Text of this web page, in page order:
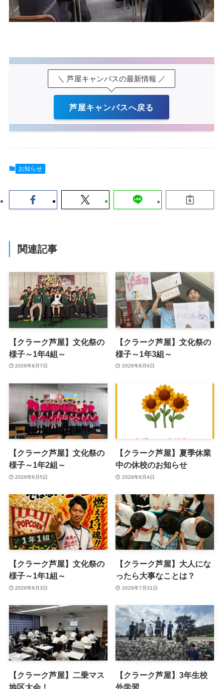
＼ 芦屋キャンパスの最新情報 ／
芦屋キャンパスへ戻る
お知らせ
関連記事
【クラーク芦屋】文化祭の
様子～1年4組～
2026年8月7日
【クラーク芦屋】文化祭の
様子～1年3組～
2026年8月6日
【クラーク芦屋】文化祭の
様子～1年2組～
2026年8月5日
【クラーク芦屋】夏季休業
中の休校のお知らせ
2026年8月4日
【クラーク芦屋】文化祭の
様子～1年1組～
2026年8月3日
【クラーク芦屋】大人にな
ったら大事なことは？
2026年7月31日
【クラーク芦屋】二乗マス
地区大会！
【クラーク芦屋】3年生校
外学習